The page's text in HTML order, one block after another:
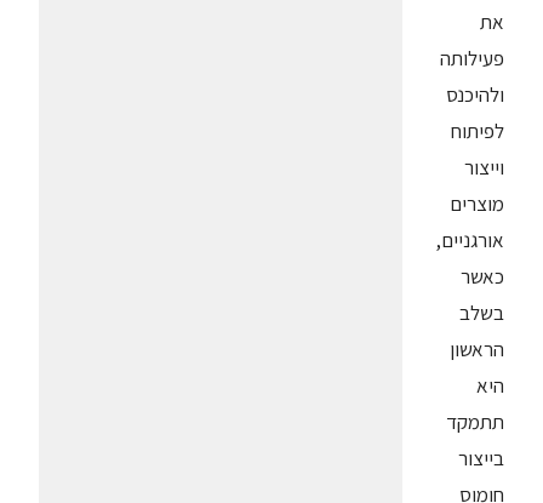
את
פעילותה
ולהיכנס
לפיתוח
וייצור
מוצרים
אורגניים,
כאשר
בשלב
הראשון
היא
תתמקד
בייצור
חומוס